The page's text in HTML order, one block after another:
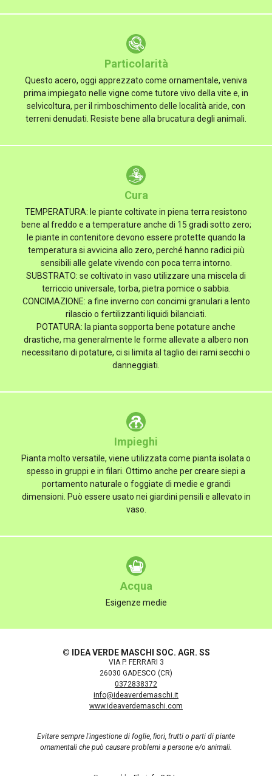
Particolarità
Questo acero, oggi apprezzato come ornamentale, veniva
prima impiegato nelle vigne come tutore vivo della vite e, in
selvicoltura, per il rimboschimento delle località aride, con
terreni denudati. Resiste bene alla brucatura degli animali.
Cura
TEMPERATURA: le piante coltivate in piena terra resistono
bene al freddo e a temperature anche di 15 gradi sotto zero;
le piante in contenitore devono essere protette quando la
temperatura si avvicina allo zero, perché hanno radici più
sensibili alle gelate vivendo con poca terra intorno.
SUBSTRATO: se coltivato in vaso utilizzare una miscela di
terriccio universale, torba, pietra pomice o sabbia.
CONCIMAZIONE: a fine inverno con concimi granulari a lento
rilascio o fertilizzanti liquidi bilanciati.
POTATURA: la pianta sopporta bene potature anche
drastiche, ma generalmente le forme allevate a albero non
necessitano di potature, ci si limita al taglio dei rami secchi o
danneggiati.
Impieghi
Pianta molto versatile, viene utilizzata come pianta isolata o
spesso in gruppi e in filari. Ottimo anche per creare siepi a
portamento naturale o foggiate di medie e grandi
dimensioni. Può essere usato nei giardini pensili e allevato in
vaso.
Acqua
Esigenze medie
© IDEA VERDE MASCHI SOC. AGR. SS
VIA P. FERRARI 3
26030 GADESCO (CR)
0372838372
info@ideaverdemaschi.it
www.ideaverdemaschi.com
Evitare sempre l'ingestione di foglie, fiori, frutti o parti di piante
ornamentali che può causare problemi a persone e/o animali.